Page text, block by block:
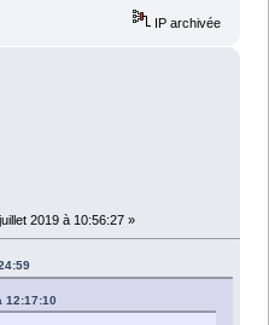
IP archivée
2019 à 10:56:27 »
12:17:10